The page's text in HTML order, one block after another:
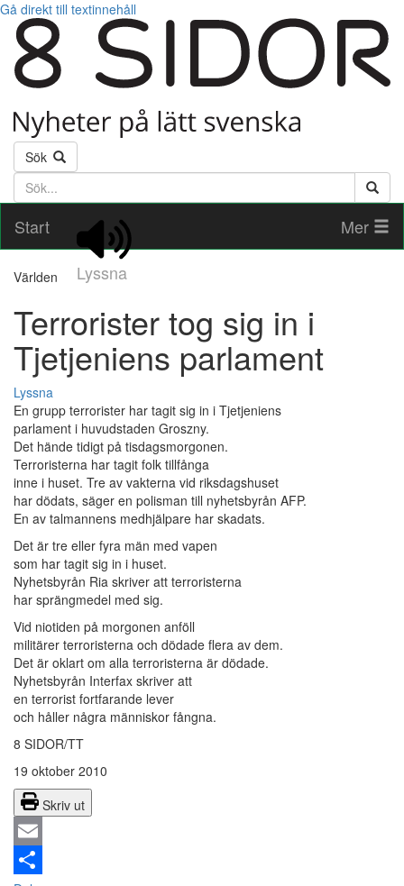
Gå direkt till textinnehåll
Sök
Söktext
Start
Lyssna
Mer
Världen
Terrorister tog sig in i
Tjetjeniens parlament
Lyssna
En grupp terrorister har tagit sig in i Tjetjeniens
parlament i huvudstaden Groszny.
Det hände tidigt på tisdagsmorgonen.
Terroristerna har tagit folk tillfånga
inne i huset. Tre av vakterna vid riksdagshuset
har dödats, säger en polisman till nyhetsbyrån AFP.
En av talmannens medhjälpare har skadats.
Det är tre eller fyra män med vapen
som har tagit sig in i huset.
Nyhetsbyrån Ria skriver att terroristerna
har sprängmedel med sig.
Vid niotiden på morgonen anföll
militärer terroristerna och dödade flera av dem.
Det är oklart om alla terroristerna är dödade.
Nyhetsbyrån Interfax skriver att
en terrorist fortfarande lever
och håller några människor fångna.
8 SIDOR/TT
19 oktober 2010
Skriv ut
Email